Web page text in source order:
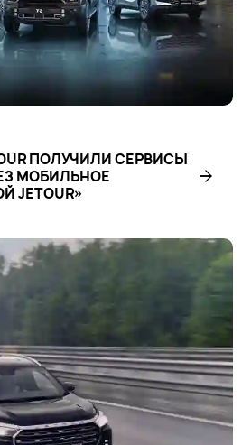
ПОЛУЧИЛИ СЕРВИСЫ
МОБИЛЬНОЕ
JETOUR»